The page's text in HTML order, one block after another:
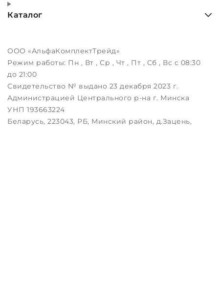
Каталог
ООО «АльфаКомплектТрейд»
Режим работы: Пн , Вт , Ср , Чт , Пт , Сб , Вс c 08:30
до 21:00
Свидетельство № выдано 23 декабря 2023 г.
Администрацией Центрального р-на г. Минска
УНП 193663224
Беларусь, 223043, РБ, Минский район, д.Зацень,